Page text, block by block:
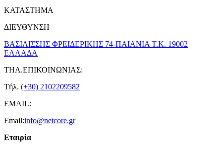
ΚΑΤΑΣΤΗΜΑ
ΔΙΕΥΘΥΝΣΗ
ΒΑΣΙΛΙΣΣΗΣ ΦΡΕΙΔΕΡΙΚΗΣ 74-ΠΑΙΑΝΙΑ Τ.Κ. 19002
ΕΛΛΑΔΑ
ΤΗΛ.ΕΠΙΚΟΙΝΩΝΙΑΣ:
Τήλ. (+30) 2102209582
EMAIL:
Email:info@netcore.gr
Εταιρία